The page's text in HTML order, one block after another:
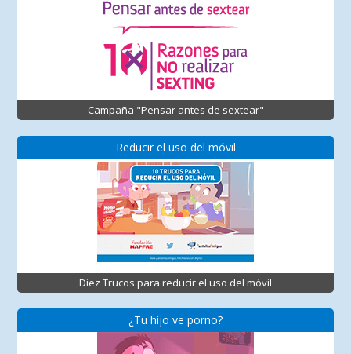
Campaña "Pensar antes de sextear"
Reducir el uso del móvil
Diez Trucos para reducir el uso del móvil
¿Tu hijo ve porno?